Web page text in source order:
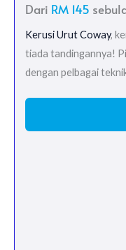
Dari RM 145
Kerusi Urut Coway,
tiada tandingannya!
dengan pelbagai